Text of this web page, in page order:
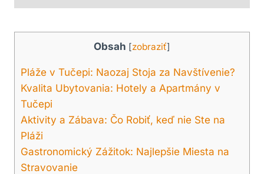
Obsah [zobraziť]
Pláže v Tučepi: Naozaj Stoja za Navštívenie?
Kvalita Ubytovania: Hotely a Apartmány v
Tučepi
Aktivity a Zábava: Čo Robiť, keď nie Ste na
Pláži
Gastronomický Zážitok: Najlepšie Miesta na
Stravovanie